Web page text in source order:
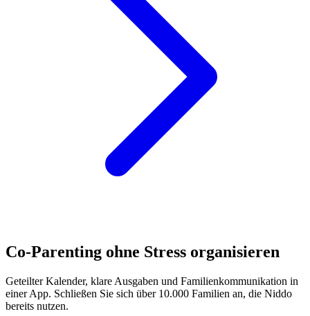
Co-Parenting ohne Stress organisieren
Geteilter Kalender, klare Ausgaben und Familienkommunikation in
einer App. Schließen Sie sich über 10.000 Familien an, die Niddo
bereits nutzen.